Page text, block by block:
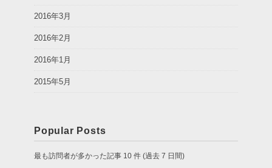
2016年3月
2016年2月
2016年1月
2015年5月
Popular Posts
最も訪問者が多かった記事 10 件 (過去 7 日間)